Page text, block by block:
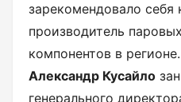
зарекомендовало себя
производитель
компонентов в
Александр Кусайло
генерального